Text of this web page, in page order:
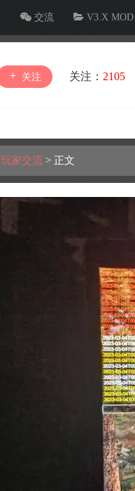
交流 V3.X MOD
关注 关注： 2105
玩家交流 > 正文